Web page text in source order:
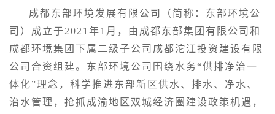
成都东部环境发展有限公司（简称：东部环境公
司）成立于2021年1月，由成都东部集团有限公司和
成都环境集团下属二级子公司成都沱江投资建设有限
公司合资组建。东部环境公司围绕水务“供排净治一
体化”理念，科学推进东部新区供水、排水、净水、
治水管理，抢抓成渝地区双城经济圈建设政策机遇，